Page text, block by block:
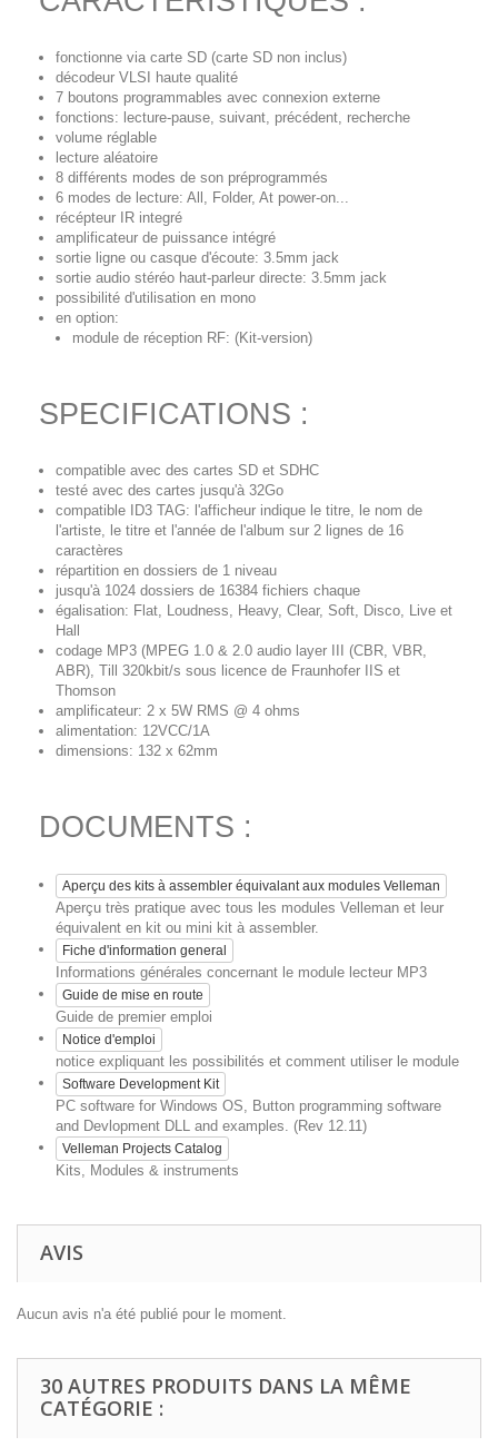
fonctionne via carte SD (carte SD non inclus)
décodeur VLSI haute qualité
7 boutons programmables avec connexion externe
fonctions: lecture-pause, suivant, précédent, recherche
volume réglable
lecture aléatoire
8 différents modes de son préprogrammés
6 modes de lecture: All, Folder, At power-on...
récépteur IR integré
amplificateur de puissance intégré
sortie ligne ou casque d'écoute: 3.5mm jack
sortie audio stéréo haut-parleur directe: 3.5mm jack
possibilité d'utilisation en mono
en option:
module de réception RF: (Kit-version)
SPECIFICATIONS :
compatible avec des cartes SD et SDHC
testé avec des cartes jusqu'à 32Go
compatible ID3 TAG: l'afficheur indique le titre, le nom de
l'artiste, le titre et l'année de l'album sur 2 lignes de 16
caractères
répartition en dossiers de 1 niveau
jusqu'à 1024 dossiers de 16384 fichiers chaque
égalisation: Flat, Loudness, Heavy, Clear, Soft, Disco, Live et
Hall
codage MP3 (MPEG 1.0 & 2.0 audio layer III (CBR, VBR,
ABR), Till 320kbit/s sous licence de Fraunhofer IIS et
Thomson
amplificateur: 2 x 5W RMS @ 4 ohms
alimentation: 12VCC/1A
dimensions: 132 x 62mm
DOCUMENTS :
Aperçu des kits à assembler équivalant aux modules Velleman
Aperçu très pratique avec tous les modules Velleman et leur
équivalent en kit ou mini kit à assembler.
Fiche d'information general
Informations générales concernant le module lecteur MP3
Guide de mise en route
Guide de premier emploi
Notice d'emploi
notice expliquant les possibilités et comment utiliser le module
Software Development Kit
PC software for Windows OS, Button programming software
and Devlopment DLL and examples. (Rev 12.11)
Velleman Projects Catalog
Kits, Modules & instruments
AVIS
Aucun avis n'a été publié pour le moment.
30 AUTRES PRODUITS DANS LA MÊME
CATÉGORIE :